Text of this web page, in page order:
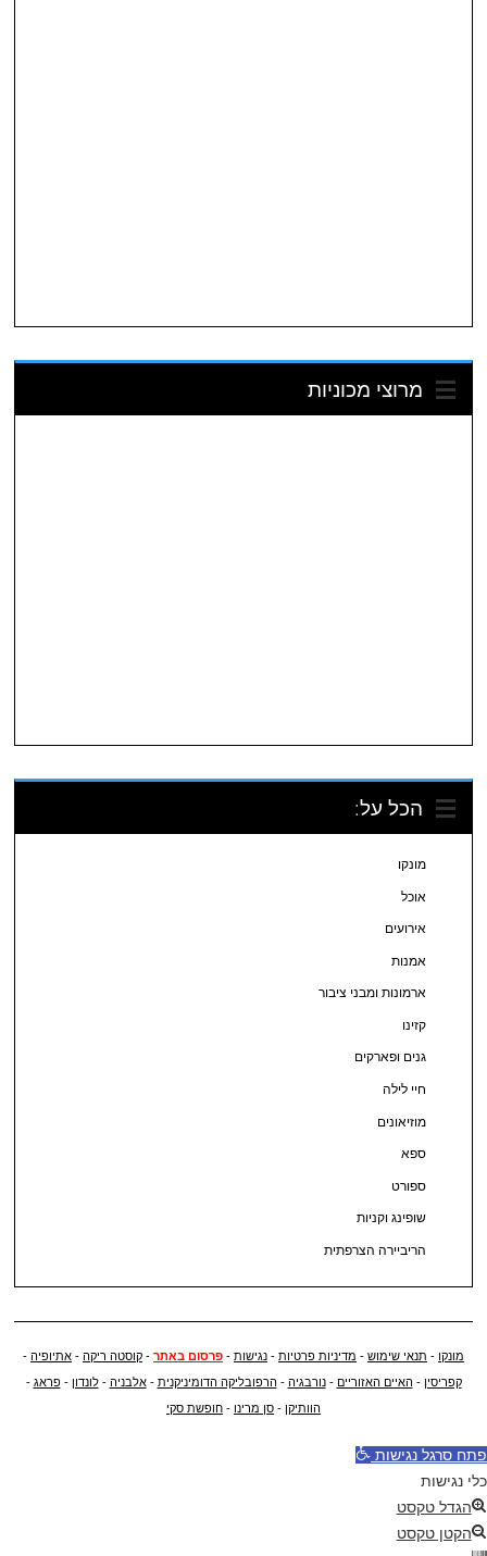
מרוצי מכוניות
הכל על:
מונקו
אוכל
אירועים
אמנות
ארמונות ומבני ציבור
קזינו
גנים ופארקים
חיי לילה
מוזיאונים
ספא
ספורט
שופינג וקניות
הריביירה הצרפתית
מונקו - תנאי שימוש - מדיניות פרטיות - נגישות - פרסום באתר - קוסטה ריקה - אתיופיה -
קפריסין -האיים האזוריים -נורבגיה -הרפובליקה הדומיניקנית -אלבניה -לונדון -פראג -
הוותיקן - סן מרינו - חופשת סקי
פתח סרגל נגישות
כלי נגישות
הגדל טקסט
הקטן טקסט